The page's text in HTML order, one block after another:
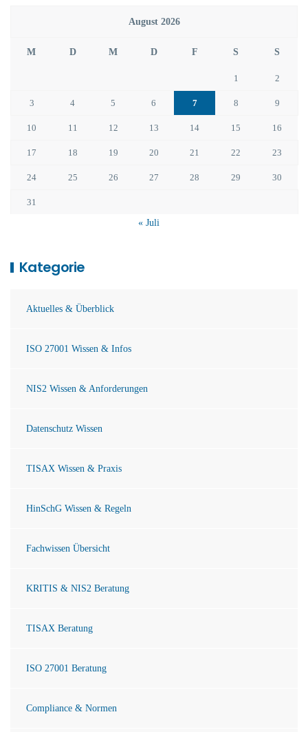
August 2026
M D M D F S S
1 2
3 4 5 6 7 8 9
10 11 12 13 14 15 16
17 18 19 20 21 22 23
24 25 26 27 28 29 30
31
« Juli
Kategorie
Aktuelles & Überblick
ISO 27001 Wissen & Infos
NIS2 Wissen & Anforderungen
Datenschutz Wissen
TISAX Wissen & Praxis
HinSchG Wissen & Regeln
Fachwissen Übersicht
KRITIS & NIS2 Beratung
TISAX Beratung
ISO 27001 Beratung
Compliance & Normen